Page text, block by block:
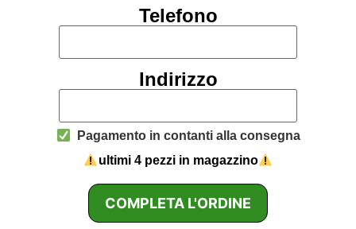
Telefono
Indirizzo
Pagamento in contanti alla consegna
ultimi 4 pezzi in magazzino
COMPLETA L'ORDINE